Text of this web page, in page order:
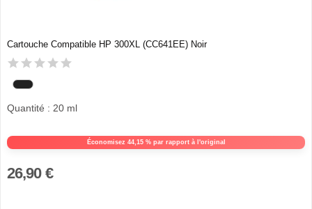
Cartouche Compatible HP 300XL (CC641EE) Noir
Économisez 44,15 % par rapport à l'original
Quantité : 20 ml
26,90 €